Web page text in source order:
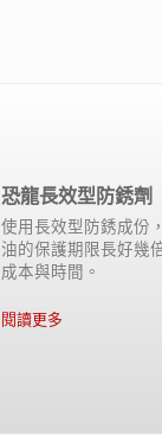
恐龍長效型防銹劑
使用長效型防銹成份
油的保護期限長好幾
成本與時間。
閱讀更多